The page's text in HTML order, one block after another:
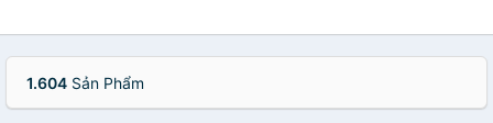
1.604 Sản Phẩm